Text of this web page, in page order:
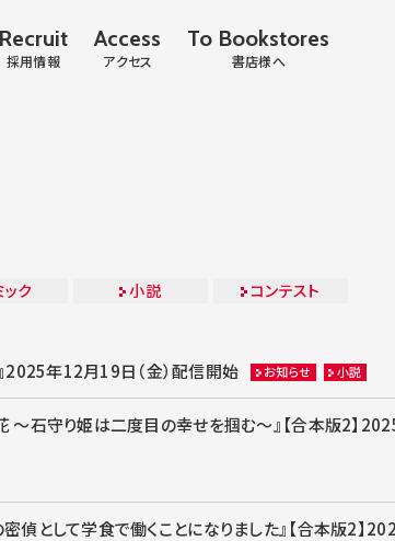
Recruit
採用情報
Access
アクセス
To Bookstores
書店様へ
ック 小説 コンテスト
2025年12月19日（金）配信開始 お知らせ 小説
～石守り姫は二度目の幸せを掴む～』【合本版2】
偵として学食で働くことになりました』【合本版2】